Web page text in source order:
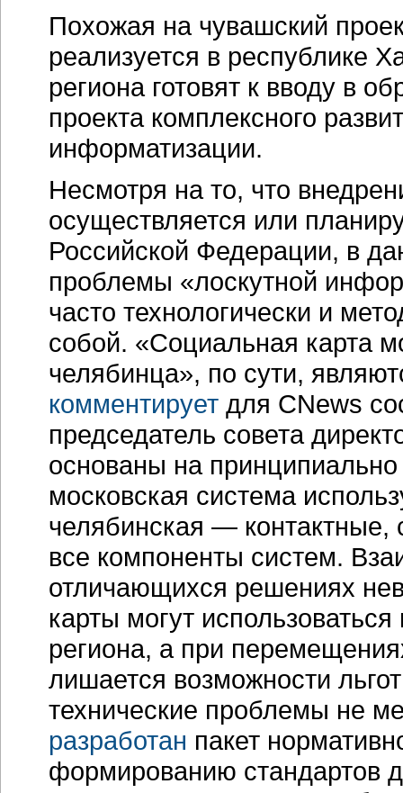
Похожая на чувашский
реализуется в республике
региона готовят к вводу в
проекта комплексного
информатизации.
Несмотря на то, что
осуществляется или
Российской Федерации, в
проблемы «лоскутной
часто технологически и
собой. «Социальная карта
челябинца», по сути,
комментирует для CNews
председатель совета
основаны на
московская система
челябинская — контактные,
все компоненты систем.
отличающихся решениях
карты могут
региона, а при
лишается возможности
технические проблемы не
разработан пакет
формированию стандартов